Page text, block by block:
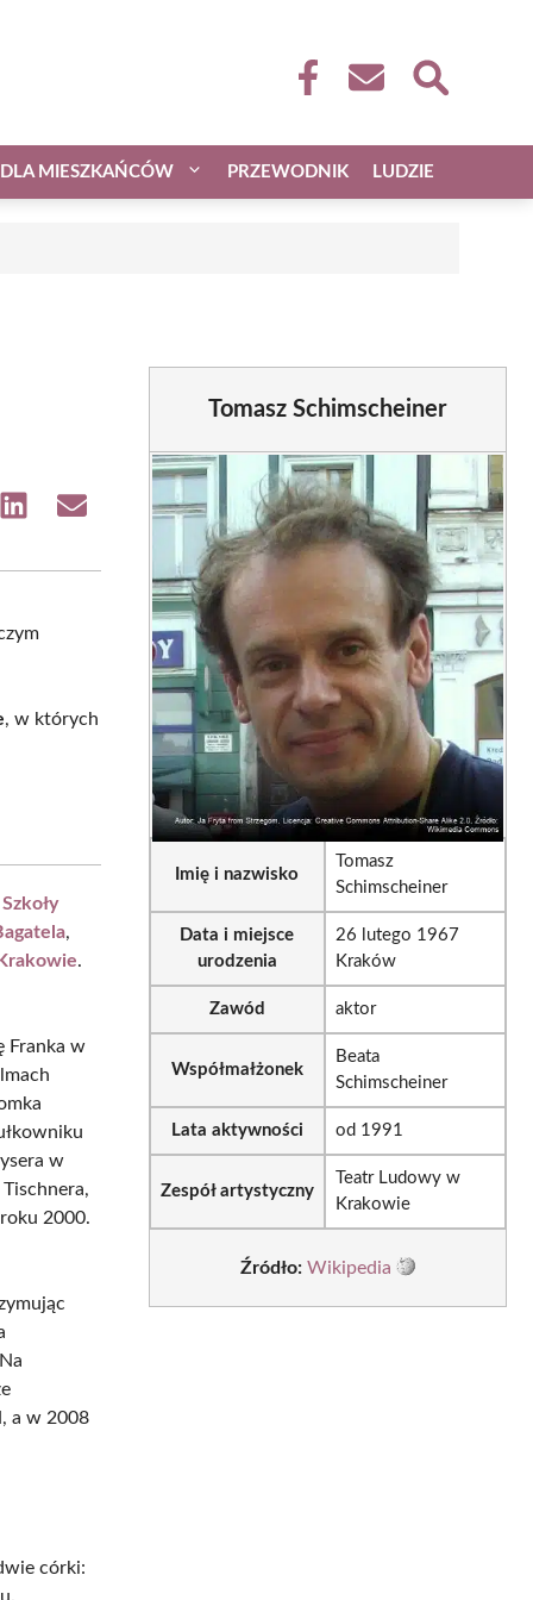
DLA MIESZKAŃCÓW PRZEWODNIK LUDZIE
Share Share
, w których
,
.
Franka w
w
2000.
a w 2008
córki:
Tomasz Schimscheiner
Imię i nazwisko
Tomasz
Schimscheiner
Data i miejsce
urodzenia
26 lutego 1967
Kraków
Zawód aktor
Współmałżonek
Beata
Schimscheiner
Lata aktywności od 1991
Zespół artystyczny
Teatr Ludowy w
Krakowie
Źródło: Wikipedia